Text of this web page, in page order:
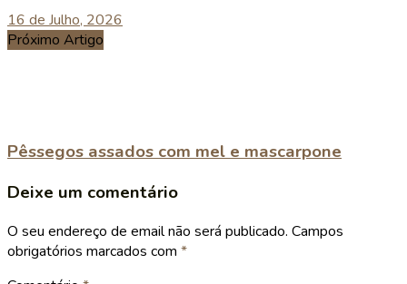
16 de Julho, 2026
Próximo Artigo
Pêssegos assados com mel e mascarpone
Deixe um comentário
O seu endereço de email não será publicado. Campos
obrigatórios marcados com *